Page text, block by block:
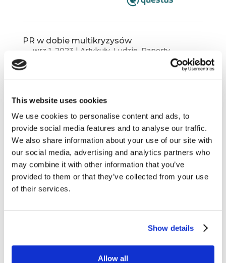
This website uses cookies
We use cookies to personalise content and ads, to
provide social media features and to analyse our traffic.
We also share information about your use of our site with
our social media, advertising and analytics partners who
may combine it with other information that you’ve
provided to them or that they’ve collected from your use
of their services.
Show details
Allow all
PR w dobie multikryzysów
wrz 1, 2023 | Artykuły, Ludzie Raporty,
czyli zdarzeniami, w których firma, organizacja
lub osoba publiczna staje w obliczu
pojawiających się jednocześnie problemów lub
skandali, które negatywnie wpływają na jej...